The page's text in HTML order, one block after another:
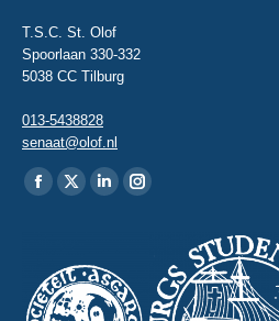
T.S.C. St. Olof
Spoorlaan 330-332
5038 CC Tilburg
013-5438828
senaat@olof.nl
Vind ons op:
Facebook
in
new
X
in
new
Linkedin
in
new
Instagram
new